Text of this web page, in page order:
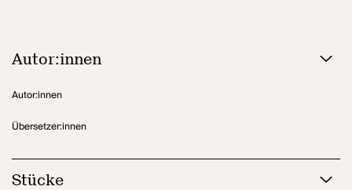
Autor:innen
Autor:innen
Übersetzer:innen
Stücke